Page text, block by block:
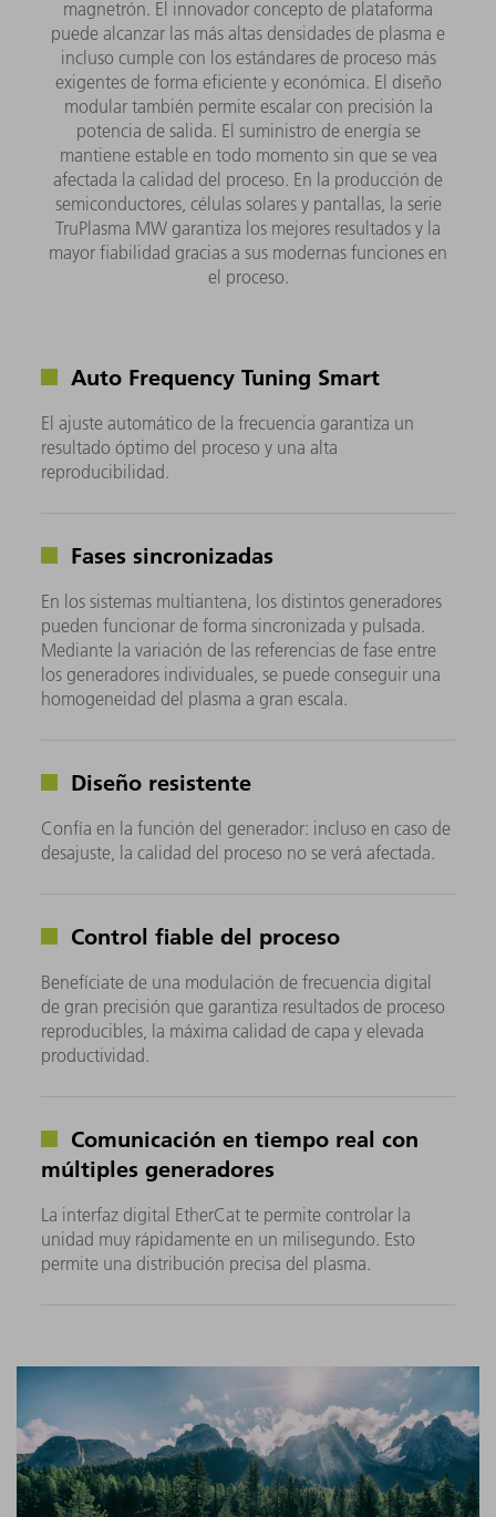
magnetrón. El innovador concepto de plataforma
puede alcanzar las más altas densidades de plasma e
incluso cumple con los estándares de proceso más
exigentes de forma eficiente y económica. El diseño
modular también permite escalar con precisión la
potencia de salida. El suministro de energía se
mantiene estable en todo momento sin que se vea
afectada la calidad del proceso. En la producción de
semiconductores, células solares y pantallas, la serie
TruPlasma MW garantiza los mejores resultados y la
mayor fiabilidad gracias a sus modernas funciones en
el proceso.
Auto Frequency Tuning Smart
El ajuste automático de la frecuencia garantiza un
resultado óptimo del proceso y una alta
reproducibilidad.
Fases sincronizadas
En los sistemas multiantena, los distintos generadores
pueden funcionar de forma sincronizada y pulsada.
Mediante la variación de las referencias de fase entre
los generadores individuales, se puede conseguir una
homogeneidad del plasma a gran escala.
Diseño resistente
Confía en la función del generador: incluso en caso de
desajuste, la calidad del proceso no se verá afectada.
Control fiable del proceso
Benefíciate de una modulación de frecuencia digital
de gran precisión que garantiza resultados de proceso
reproducibles, la máxima calidad de capa y elevada
productividad.
Comunicación en tiempo real con
múltiples generadores
La interfaz digital EtherCat te permite controlar la
unidad muy rápidamente en un milisegundo. Esto
permite una distribución precisa del plasma.